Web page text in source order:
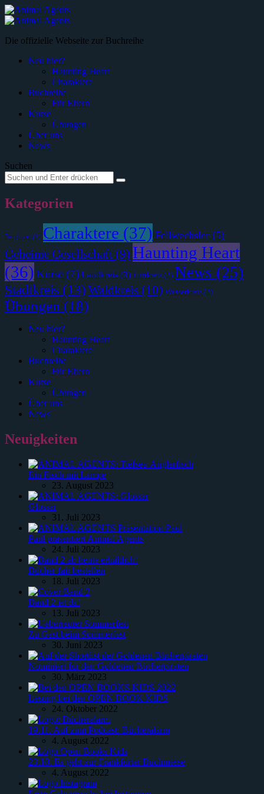
Menü
Suche
Die offizielle Webseite zur Buchreihe
Neu hier?
Haunting Heart
Charaktere
Buchreihe
Für Eltern
Kurse
Übungen
Über uns
News
Suchen
Suche
nach:
Suche
Kategorien
Bergkreis (1) Charaktere (37) Fellwechsler (5)
Geheime Gesellschaft (9) Haunting Heart
(36) Kurse (7) Landkreis (3) Luftkreis (2) News (25)
Stadtkreis (13) Waldkreis (10) Wasserkreis (2)
Übungen (18)
Neu hier?
Haunting Heart
Charaktere
Buchreihe
Für Eltern
Kurse
Übungen
Über uns
News
Neuigkeiten
Ein Fisch mit Lampe
23. August 2023
Glossar
31. Juli 2023
Paul präsentiert Animal Agents
24. Juli 2023
Bücher fair bestellen
18. Juli 2023
Band 2 ist da!
13. Juli 2023
Zu Gast beim Sommerfest
30. Juni 2023
Nominiert für den Goldenen Bücherpiraten
30. März 2023
Lesung bei den OPEN BOOK KIDS
24. Oktober 2022
19.11. Auf zum Podcast: Bücheralarm
4. August 2022
23.10. Es geht zur Frankfurter Buchmesse
4. August 2022